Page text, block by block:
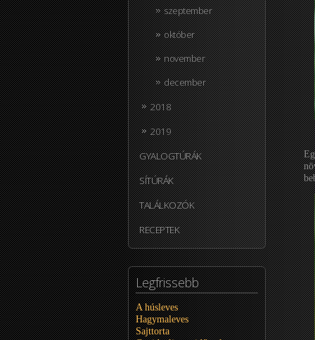
szeptember
október
november
december
2018
2019
GYALOGTÚRÁK
SÍTÚRÁK
TALÁLKOZÓK
RECEPTEK
Legfrissebb
A húsleves
Hagymaleves
Sajttorta